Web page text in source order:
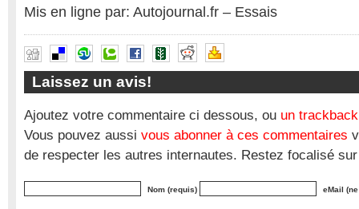
Mis en ligne par: Autojournal.fr – Essais
Laissez un avis!
Ajoutez votre commentaire ci dessous, ou un trackback
Vous pouvez aussi vous abonner à ces commentaires
de respecter les autres internautes. Restez focalisé
Nom (requis) eMail